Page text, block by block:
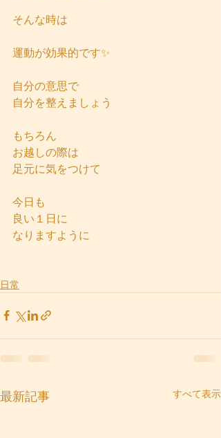
そんな時は
運動が効果的です✨
自分の意思で
自分を整えましょう
もちろん
お越しの際は
足元に気をつけて
今日も
良い１日に
なりますように
日常
最新記事 すべて表示